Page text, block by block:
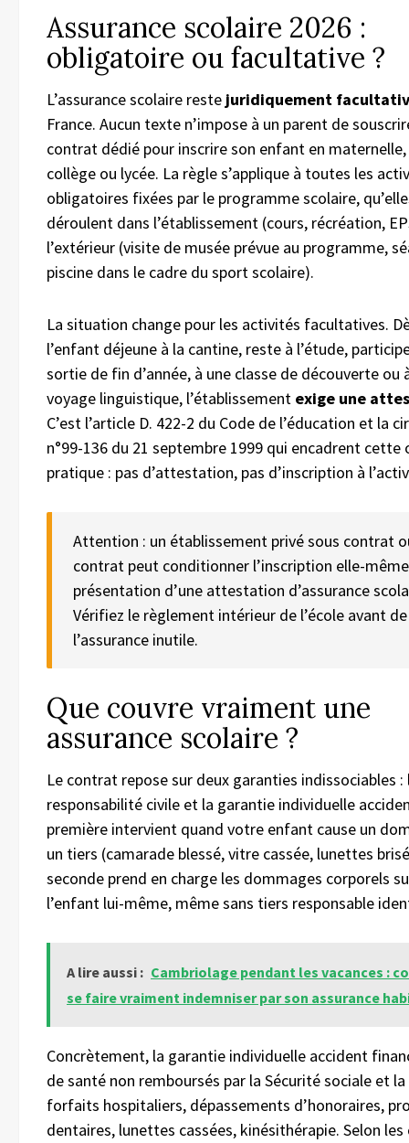
Assurance scolaire 2026 :
obligatoire ou facultative ?
L’assurance scolaire reste juridiquement
France. Aucun texte n’impose à un parent de
contrat dédié pour inscrire son enfant en
collège ou lycée. La règle s’applique à toutes les
obligatoires fixées par le programme scolaire,
déroulent dans l’établissement (cours, récréation,
l’extérieur (visite de musée prévue au programme,
piscine dans le cadre du sport scolaire).
La situation change pour les activités facultatives.
l’enfant déjeune à la cantine, reste à l’étude,
sortie de fin d’année, à une classe de découverte ou
voyage linguistique, l’établissement exige une
C’est l’article D. 422-2 du Code de l’éducation et la
n°99-136 du 21 septembre 1999 qui encadrent
pratique : pas d’attestation, pas d’inscription à
Attention : un établissement privé sous contrat
contrat peut conditionner l’inscription elle-
présentation d’une attestation d’assurance
Vérifiez le règlement intérieur de l’école avant
l’assurance inutile.
Que couvre vraiment une
assurance scolaire ?
Le contrat repose sur deux garanties indissociables :
responsabilité civile et la garantie individuelle
première intervient quand votre enfant cause un
un tiers (camarade blessé, vitre cassée, lunettes
seconde prend en charge les dommages corporels
l’enfant lui-même, même sans tiers responsable
A lire aussi : Cambriolage pendant les vacances :
se faire vraiment indemniser par son assurance
Concrètement, la garantie individuelle accident
de santé non remboursés par la Sécurité sociale et
forfaits hospitaliers, dépassements d’honoraires,
dentaires, lunettes cassées, kinésithérapie. Selon